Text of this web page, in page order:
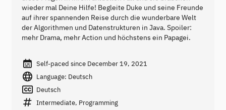
wieder mal Deine Hilfe! Begleite Duke und seine Freunde
auf ihrer spannenden Reise durch die wunderbare Welt
der Algorithmen und Datenstrukturen in Java. Spoiler:
mehr Drama, mehr Action und höchstens ein Papagei.
Self-paced since December 19, 2021
Language: Deutsch
Deutsch
Intermediate, Programming